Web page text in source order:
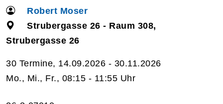
Robert Moser
Strubergasse 26 - Raum 308,
Strubergasse 26
30 Termine, 14.09.2026 - 30.11.2026
Mo., Mi., Fr., 08:15 - 11:55 Uhr